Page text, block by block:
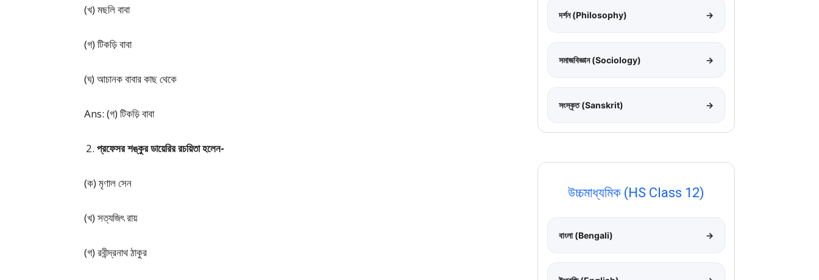
(খ) মছলি বাবা
(গ) টিকড়ি বাবা
(ঘ) আচানক বাবার কাছ থেকে
Ans: (গ) টিকড়ি বাবা
প্রফেসর শঙ্কুর ডায়েরির রচয়িতা হলেন-
(ক) মৃণাল সেন
(খ) সত্যজিৎ রায়
(গ) রবীন্দ্রনাথ ঠাকুর
দর্শন (Philosophy) →
সমাজবিজ্ঞান (Sociology) →
সংস্কৃত (Sanskrit) →
উচ্চমাধ্যমিক (HS Class 12)
বাংলা (Bengali) →